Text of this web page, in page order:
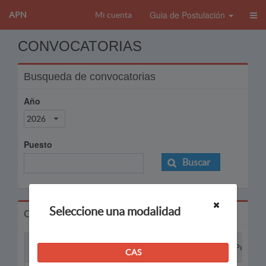
APN Mi cuenta Guia de Postulación
CONVOCATORIAS
Busqueda de convocatorias
Año
2026
Puesto
Buscar
Convocatorias
Puesto
Seleccione una modalidad
CAS